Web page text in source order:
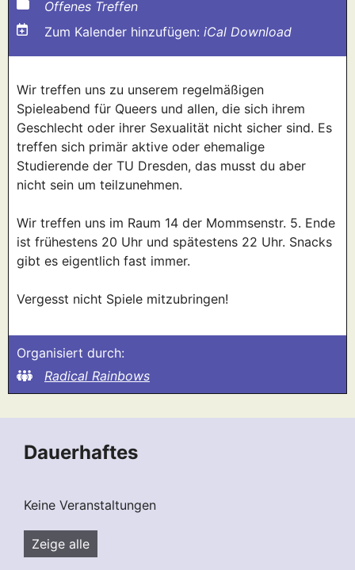
Offenes Treffen
Zum Kalender hinzufügen: iCal Download
Wir treffen uns zu unserem regelmäßigen
Spieleabend für Queers und allen, die sich ihrem
Geschlecht oder ihrer Sexualität nicht sicher sind. Es
treffen sich primär aktive oder ehemalige
Studierende der TU Dresden, das musst du aber
nicht sein um teilzunehmen.
Wir treffen uns im Raum 14 der Mommsenstr. 5. Ende
ist frühestens 20 Uhr und spätestens 22 Uhr. Snacks
gibt es eigentlich fast immer.
Vergesst nicht Spiele mitzubringen!
Organisiert durch:
Radical Rainbows
Dauerhaftes
Keine Veranstaltungen
Zeige alle